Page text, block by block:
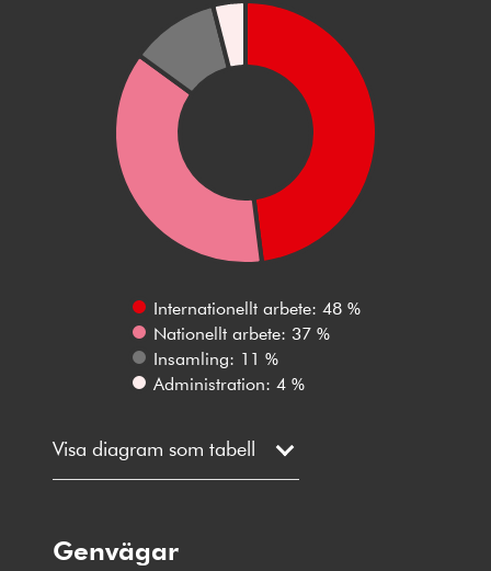
Internationellt arbete: 48 %
Nationellt arbete: 37 %
Insamling: 11 %
Administration: 4 %
Visa diagram som tabell
Genvägar